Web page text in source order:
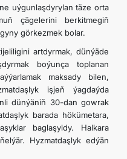
uýgunlaşdyrylan täze orta
çägelerini berkitmegiň
görkezmek bolar.
artdyrmak, dünýäde
boýunça toplanan
maksady bilen,
işjeň ýagdaýda
dünýäniň 30-dan gowrak
barada hökümetara,
baglaşyldy. Halkara
Hyzmatdaşlyk edýän